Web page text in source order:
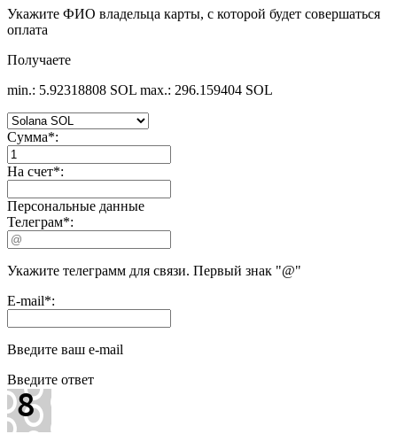
Укажите ФИО владельца карты, с которой будет совершаться
оплата
Получаете
min.: 5.92318808 SOL max.: 296.159404 SOL
Сумма*:
На счет*:
Персональные данные
Телеграм*:
Укажите телеграмм для связи. Первый знак "@"
E-mail*:
Введите ваш e-mail
Введите ответ